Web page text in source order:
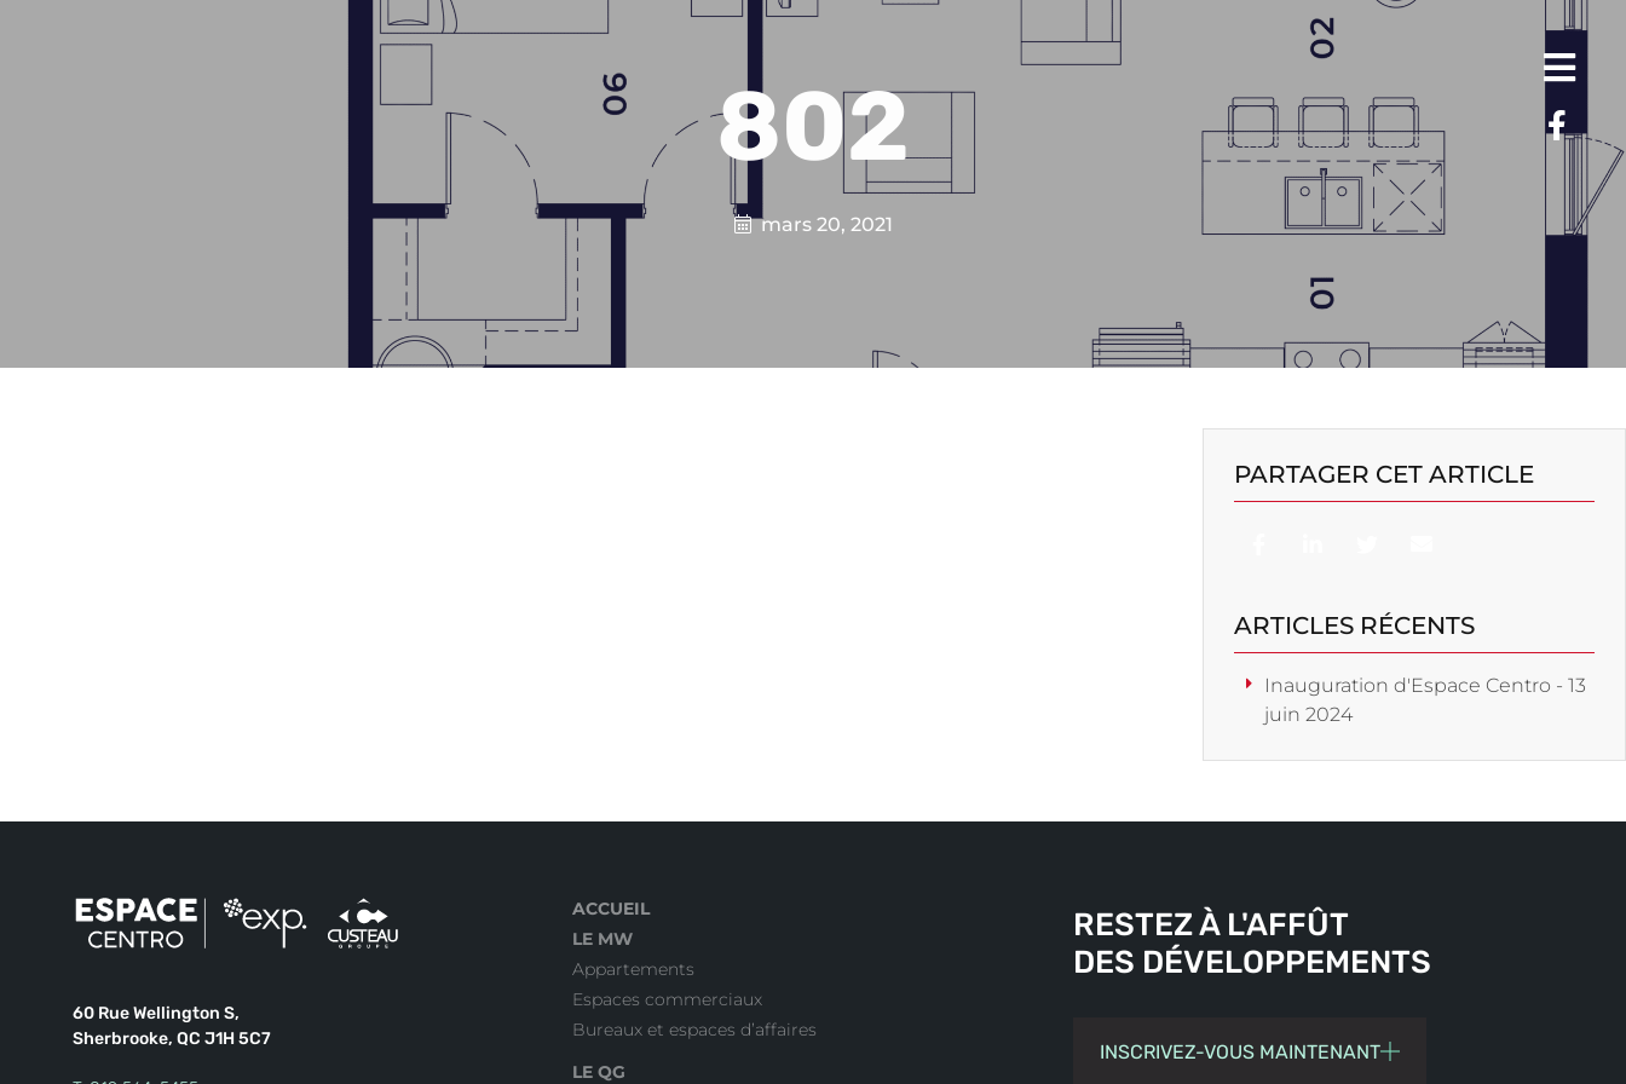
802
mars 20, 2021
PARTAGER CET ARTICLE
ARTICLES RÉCENTS
Inauguration d'Espace Centro - 13
juin 2024
60 Rue Wellington S,
Sherbrooke, QC J1H 5C7
ACCUEIL
LE MW
Appartements
Espaces commerciaux
Bureaux et espaces d’affaires
LE QG
RESTEZ À L'AFFÛT
DES DÉVELOPPEMENTS
INSCRIVEZ-VOUS MAINTENANT